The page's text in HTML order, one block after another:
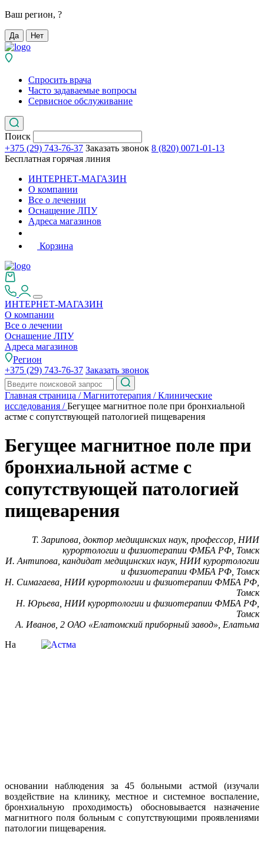
Ваш регион, ?
Да Нет
Спросить врача
Часто задаваемые вопросы
Сервисное обслуживание
Поиск
+375 (29) 743-76-37 Заказать звонок 8 (820) 0071-01-13
Бесплатная горячая линия
ИНТЕРНЕТ-МАГАЗИН
О компании
Все о лечении
Оснащение ЛПУ
Адреса магазинов
Корзина
ИНТЕРНЕТ-МАГАЗИН
О компании
Все о лечении
Оснащение ЛПУ
Адреса магазинов
Регион
+375 (29) 743-76-37 Заказать звонок
Главная страница /Магнитотерапия /Клинические
исследования /Бегущее магнитное поле при бронхиальной
астме с сопутствующей патологией пищеварения
Бегущее магнитное поле при
бронхиальной астме с
сопутствующей патологией
пищеварения
Т. Зарипова, доктор медицинских наук, профессор, НИИ
курортологии и физиотерапии ФМБА РФ, Томск
И. Антипова, кандидат медицинских наук, НИИ курортологии
и физиотерапии ФМБА РФ, Томск
Н. Симагаева, НИИ курортологии и физиотерапии ФМБА РФ,
Томск
Н. Юрьева, НИИ курортологии и физиотерапии ФМБА РФ,
Томск
А. Иванов, 2 ОАО «Елатомский приборный завод», Елатьма
На
основании наблюдения за 45 больными астмой (изучали
воздействие на клинику, местное и системное воспаление,
бронхиальную проходимость) обосновывается назначение
магнитного поля больным с сопутствующими проявлениями
патологии пищеварения.